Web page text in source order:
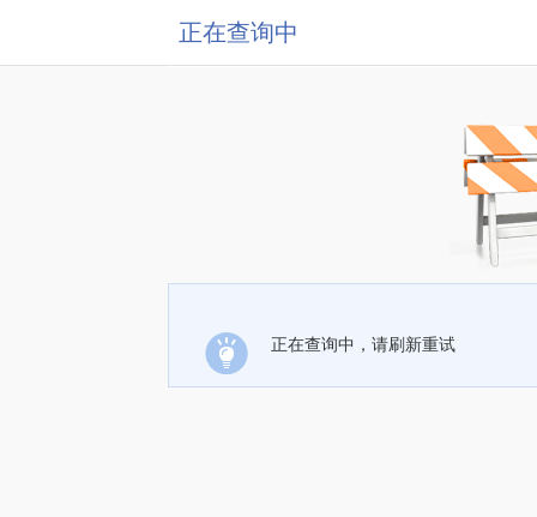
正在查询中
正在查询中，请刷新重试